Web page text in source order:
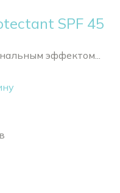
SPF 45
эффектом...